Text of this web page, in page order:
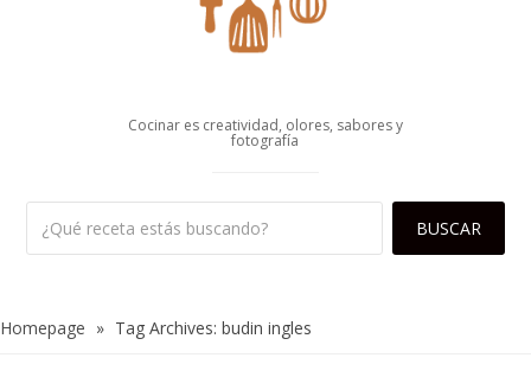
Cocinar es creatividad, olores, sabores y
fotografía
Homepage » Tag Archives: budin ingles